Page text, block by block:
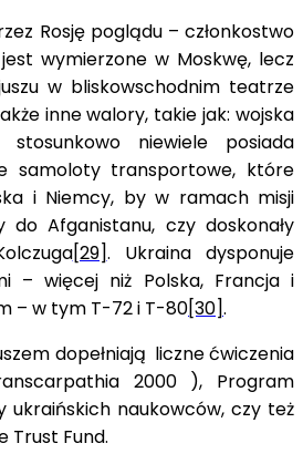
Rosję poglądu – członkostwo
wymierzone w Moskwę, lecz
w bliskowschodnim teatrze
inne walory, takie jak: wojska
stosunkowo niewiele posiada
samoloty transportowe, które
i Niemcy, by w ramach misji
do Afganistanu, czy doskonały
[29]. Ukraina dysponuje
– więcej niż Polska, Francja i
– w tym T-72 i T-80[30].
dopełniają liczne ćwiczenia
2000 ), Program
ukraińskich naukowców, czy też
Trust Fund.